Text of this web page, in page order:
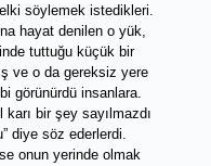
söylemek istedikleri.
hayat denilen o yük,
tuttuğu küçük bir
ve o da gereksiz yere
görünürdü insanlara.
bir şey sayılmazdı
diye söz ederlerdi.
onun yerinde olmak